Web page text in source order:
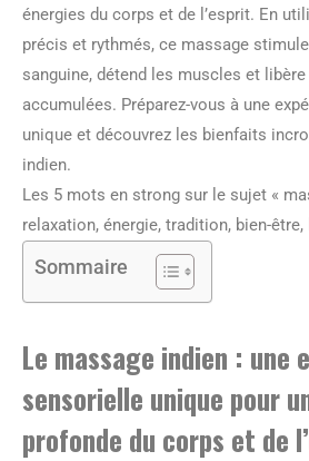
énergies du corps et de l’esprit. En
précis et rythmés, ce massage
sanguine, détend les muscles et
accumulées. Préparez-vous à une
unique et découvrez les bienfaits
indien.
Les 5 mots en strong sur le sujet «
relaxation, énergie, tradition, bien-être,
Sommaire
Le massage indien : une
sensorielle unique pour
profonde du corps et de